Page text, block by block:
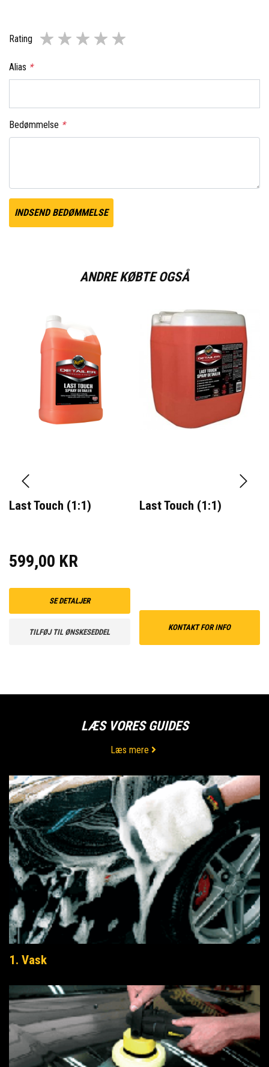
Rating
Alias *
Bedømmelse *
INDSEND BEDØMMELSE
ANDRE KØBTE OGSÅ
Last Touch (1:1)
599,00 KR
SE DETALJER
TILFØJ TIL ØNSKESEDDEL
Last Touch (1:1)
KONTAKT FOR INFO
LÆS VORES GUIDES
Læs mere
1. Vask